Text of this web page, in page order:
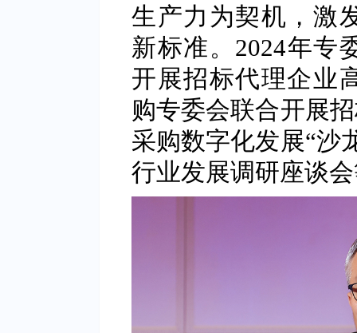
生产力为契机，激
新标准。2024年专
开展招标代理企业
购专委会联合开展
采购数字化发展“沙
行业发展调研座谈